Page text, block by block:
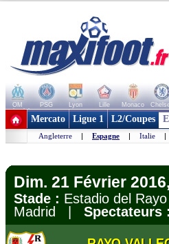
OM PSG Lyon Lille Monaco
+ de clubs
Mercato Ligue 1 L2/Coupes
Angleterre | Espagne | Italie |
Dim. 21 Février
Stade : Estadio del
Madrid | Spectateurs :